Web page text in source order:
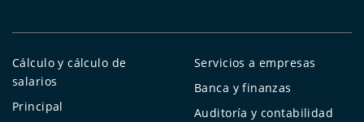
Cálculo y cálculo de
salarios
Principal
Servicios a empresas
Banca y finanzas
Auditoría y contabilidad